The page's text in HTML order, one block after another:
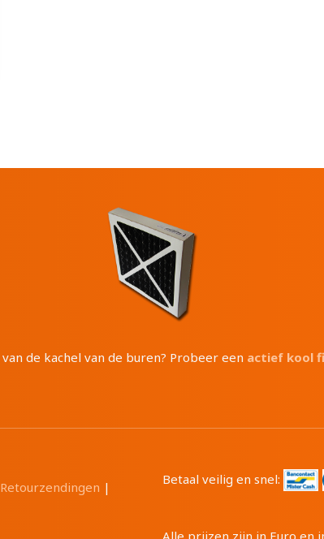
de kachel van de buren? Probeer een actief kool
Retourzendingen |
Betaal veilig en snel: